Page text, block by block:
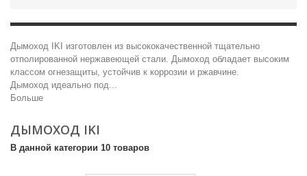
Дымоход IKI изготовлен из высококачественной тщательно
отполированной нержавеющей стали. Дымоход обладает высоким
классом огнезащиты, устойчив к коррозии и ржавчине.
Дымоход идеально под...
Больше
ДЫМОХОД IKI
В данной категории 10 товаров